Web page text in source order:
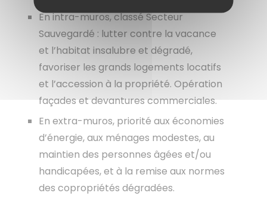
En intra-muros, classé Secteur
Sauvegardé : lutter contre la vacance
et l’habitat insalubre et dégradé,
favoriser les grands logements locatifs
et l’accession à la propriété. Opération
façades et devantures commerciales.
En extra-muros, priorité aux économies
d’énergie, aux ménages modestes, au
maintien des personnes âgées et/ou
handicapées, et à la remise aux normes
des copropriétés dégradées.